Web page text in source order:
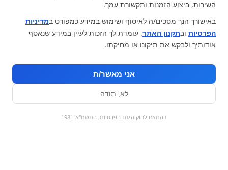
כל המוצרים
0
הקניות שלי מבצעים
השירות, ביצוע הזמנות ותקשורת עמך.
באישורך הנך מסכים/ה לאיסוף ושימוש במידע כמפורט במדיניות
הפרטיות ובתקנון האתר. עומדת לך הזכות לעיין במידע שנאסף
אודותיך ולבקש את תיקונו או מחיקתו.
אני מאשר/ת
לא, תודה
בהתאם לחוק הגנת הפרטיות, התשמ"א-1981